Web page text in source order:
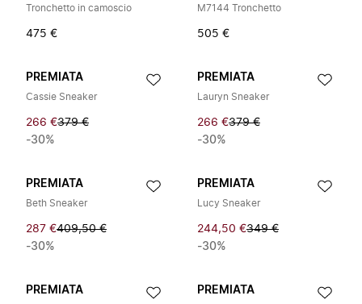
Tronchetto in camoscio
475 €
M7144 Tronchetto
505 €
PREMIATA
Cassie Sneaker
266 €379 €
-30%
PREMIATA
Lauryn Sneaker
266 €379 €
-30%
PREMIATA
Beth Sneaker
287 €409,50 €
-30%
PREMIATA
Lucy Sneaker
244,50 €349 €
-30%
PREMIATA PREMIATA